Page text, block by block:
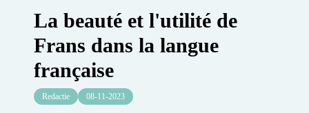
La beauté et l'utilité de
Frans dans la langue
française
Redactie 08-11-2023